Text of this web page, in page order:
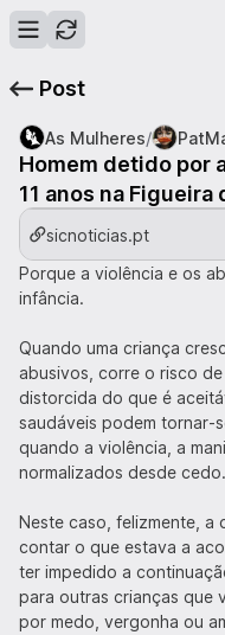
Post
As Mulheres/
Homem detido por
11 anos na Figueira
sicnoticias.pt
Porque a violência e os
infância.
Quando uma criança
abusivos, corre o risco
distorcida do que é
saudáveis podem tornar-
quando a violência, a
normalizados desde cedo.
Neste caso, felizmente, a
contar o que estava a
ter impedido a
para outras crianças que
por medo, vergonha ou